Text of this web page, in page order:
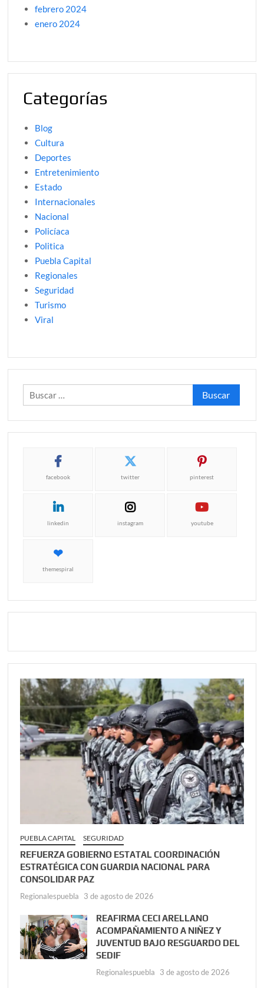
febrero 2024
enero 2024
Categorías
Blog
Cultura
Deportes
Entretenimiento
Estado
Internacionales
Nacional
Policíaca
Politica
Puebla Capital
Regionales
Seguridad
Turismo
Viral
Buscar:
facebook twitter pinterest
linkedin instagram youtube
themespiral
PUEBLA CAPITAL SEGURIDAD
REFUERZA GOBIERNO ESTATAL COORDINACIÓN
ESTRATÉGICA CON GUARDIA NACIONAL PARA
CONSOLIDAR PAZ
Regionalespuebla 3 de agosto de 2026
REAFIRMA CECI ARELLANO
ACOMPAÑAMIENTO A NIÑEZ Y
JUVENTUD BAJO RESGUARDO DEL
SEDIF
Regionalespuebla 3 de agosto de 2026